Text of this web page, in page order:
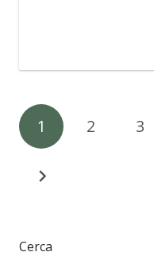
Navigazione
articoli
1 2 3
Cerca